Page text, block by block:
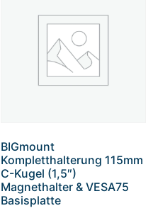
BIGmount
Kompletthalterung 115mm
C-Kugel (1,5″)
Magnethalter & VESA75
Basisplatte